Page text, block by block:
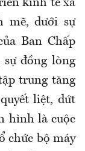
kinh tế xã
mẽ, dưới sự
Ban Chấp
đồng lòng
trung tăng
liệt, dứt
hình là cuộc
chức bộ máy